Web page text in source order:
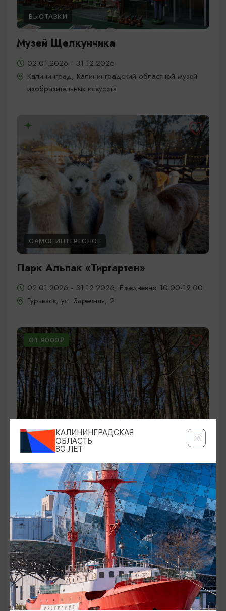
ВЫСТАВКИ
Музей Щелкунчика
02.01.2026 - 31.12.2026
Калининград, Калининградский областной музей
изобразительных искусств
САМОЕ ИНТЕРЕСНОЕ
Парк Альпак «Тиргартен»
02.01.2026 - 31.12.2026, Ежедневно 10:00-19:00
Гурьевск, ул. Заречная, 2
ОТ 9000₽
ЭКСКУРСИИ УЧРЕЖДЕНИЙ КУЛЬТУРЫ
Аудиоспектакль «Истории Куршской
косы»
01.02.2026 - 31.12.2026, 13:00
Куршская коса
ОТ 2500₽
КАЛИНИНГРАДСКАЯ
ОБЛАСТЬ
80 ЛЕТ